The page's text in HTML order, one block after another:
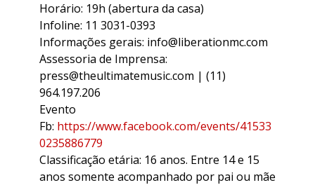
Horário: 19h (abertura da casa)
Infoline: 11 3031-0393
Informações gerais: info@liberationmc.com
Assessoria de Imprensa:
press@theultimatemusic.com | (11)
964.197.206
Evento
Fb: https://www.facebook.com/events/41533
0235886779
Classificação etária: 16 anos. Entre 14 e 15
anos somente acompanhado por pai ou mãe